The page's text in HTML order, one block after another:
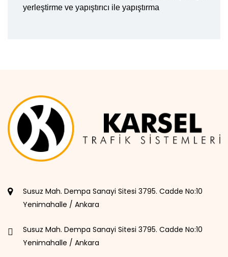
yerleştirme ve yapıştırıcı ile yapıştırma
Susuz Mah. Dempa Sanayi Sitesi 3795. Cadde No:10
Yenimahalle / Ankara
Susuz Mah. Dempa Sanayi Sitesi 3795. Cadde No:10
Yenimahalle / Ankara